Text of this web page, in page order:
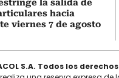
la salida de
hacia
viernes 7 de agosto
S.A. Todos los